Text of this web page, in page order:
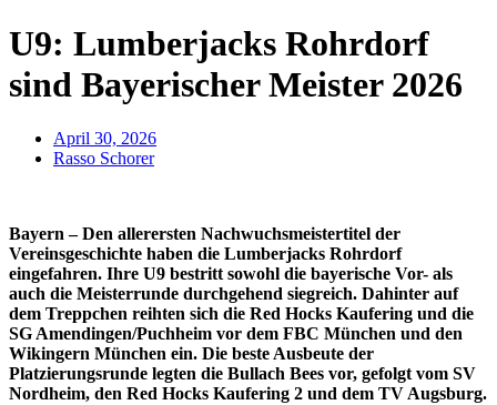
U9: Lumberjacks Rohrdorf
sind Bayerischer Meister 2026
April 30, 2026
Rasso Schorer
Bayern – Den allerersten Nachwuchsmeistertitel der
Vereinsgeschichte haben die Lumberjacks Rohrdorf
eingefahren. Ihre U9 bestritt sowohl die bayerische Vor- als
auch die Meisterrunde durchgehend siegreich. Dahinter auf
dem Treppchen reihten sich die Red Hocks Kaufering und die
SG Amendingen/Puchheim vor dem FBC München und den
Wikingern München ein. Die beste Ausbeute der
Platzierungsrunde legten die Bullach Bees vor, gefolgt vom SV
Nordheim, den Red Hocks Kaufering 2 und dem TV Augsburg.